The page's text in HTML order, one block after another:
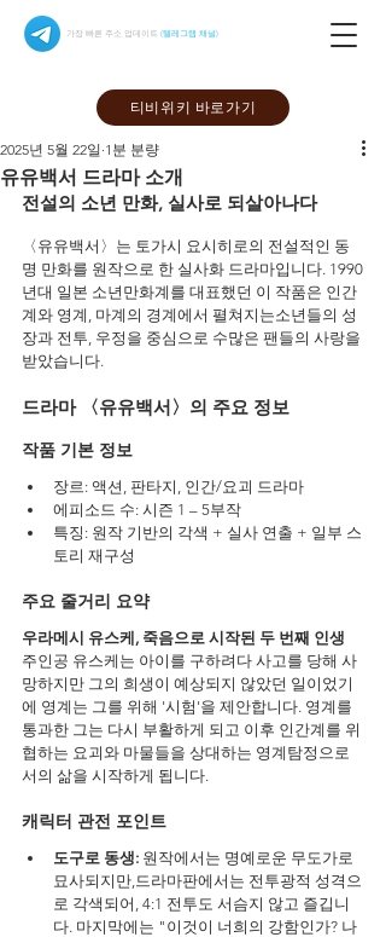
가장 빠른 주소 업데이트 (텔레그램 채널)
티비위키 바로가기
유유백서 드라마 소개
2025년 5월 22일 1분 분량
전설의 소년 만화, 실사로 되살아나다
〈유유백서〉는 토가시 요시히로의 전설적인 동
명 만화를 원작으로 한 실사화 드라마입니다. 1990
년대 일본 소년만화계를 대표했던 이 작품은 인간
계와 영계, 마계의 경계에서 펼쳐지는소년들의 성
장과 전투, 우정을 중심으로 수많은 팬들의 사랑을
받았습니다.
드라마 〈유유백서〉의 주요 정보
작품 기본 정보
장르: 액션, 판타지, 인간/요괴 드라마
에피소드 수: 시즌 1 – 5부작
특징: 원작 기반의 각색 + 실사 연출 + 일부 스
토리 재구성
주요 줄거리 요약
우라메시 유스케, 죽음으로 시작된 두 번째 인생
주인공 유스케는 아이를 구하려다 사고를 당해 사
망하지만 그의 희생이 예상되지 않았던 일이었기
에 영계는 그를 위해 '시험'을 제안합니다. 영계를
통과한 그는 다시 부활하게 되고 이후 인간계를 위
협하는 요괴와 마물들을 상대하는 영계탐정으로
서의 삶을 시작하게 됩니다.
캐릭터 관전 포인트
도구로 동생: 원작에서는 명예로운 무도가로
묘사되지만,드라마판에서는 전투광적 성격으
로 각색되어, 4:1 전투도 서슴지 않고 즐깁니
다. 마지막에는 "이것이 너희의 강함인가? 나